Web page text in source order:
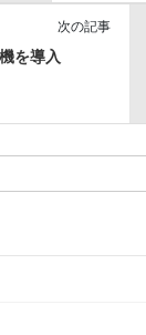
次の記事
を導入